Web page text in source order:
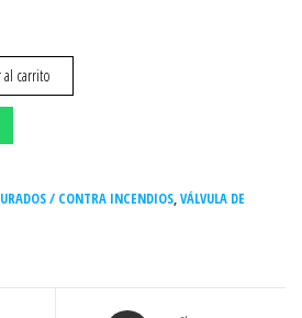
al carrito
/ CONTRA INCENDIOS,VÁLVULA DE